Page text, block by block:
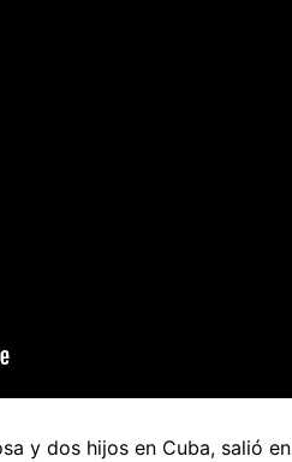
y dos hijos en Cuba, salió